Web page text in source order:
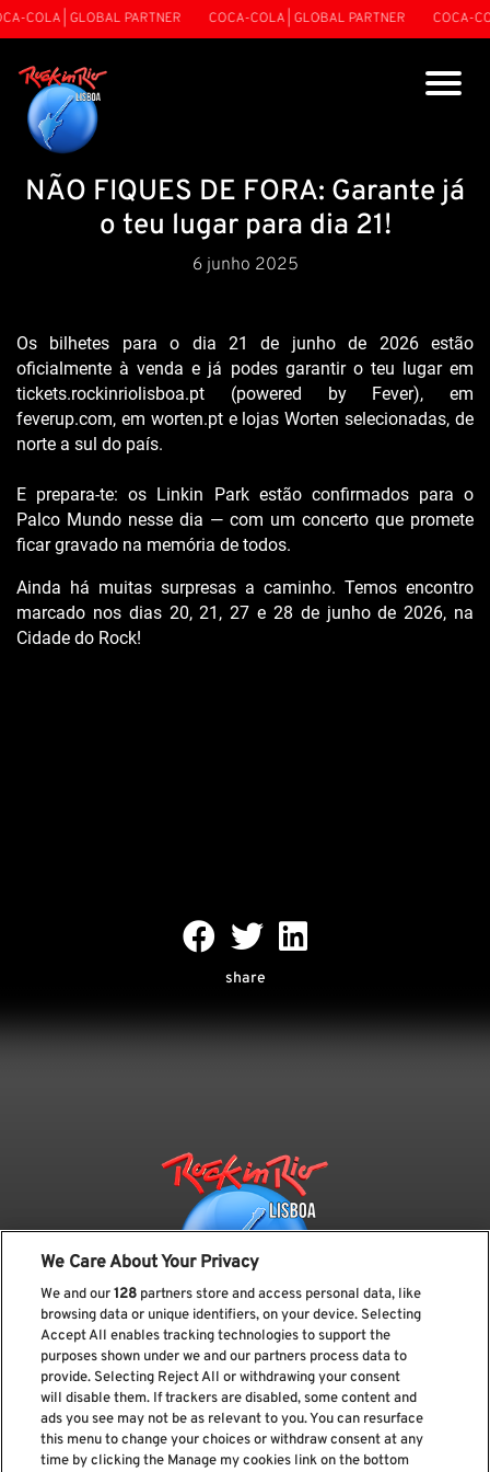
COLA | GLOBAL PARTNER COCA-COLA | GLOBAL PARTNER COCA-
NÃO FIQUES DE FORA: Garante já
o teu lugar para dia 21!
6 junho 2025
Os bilhetes para o dia 21 de junho de 2026 estão
oficialmente à venda e já podes garantir o teu lugar em
tickets.rockinriolisboa.pt (powered by Fever), em
feverup.com, em worten.pt e lojas Worten selecionadas, de
norte a sul do país.
E prepara-te: os Linkin Park estão confirmados para o
Palco Mundo nesse dia — com um concerto que promete
ficar gravado na memória de todos.
Ainda há muitas surpresas a caminho. Temos encontro
marcado nos dias 20, 21, 27 e 28 de junho de 2026, na
Cidade do Rock!
share
Subscreve a nossa newsletter
We Care About Your Privacy
We and our128 partners store and access personal data, like
browsing data or unique identifiers, on your device. Selecting
Accept All enables tracking technologies to support the
purposes shown under we and our partners process data to
provide. Selecting Reject All or withdrawing your consent
will disable them. If trackers are disabled, some content and
ads you see may not be as relevant to you. You can resurface
this menu to change your choices or withdraw consent at any
time by clicking the Manage my cookies link on the bottom